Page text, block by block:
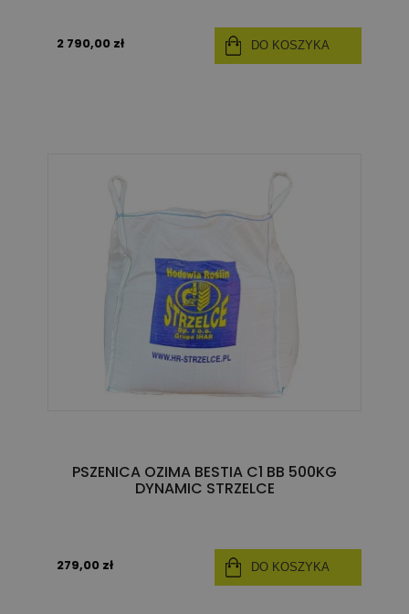
2 790,00 zł DO KOSZYKA
PSZENICA OZIMA BESTIA C1 BB 500KG
DYNAMIC STRZELCE
279,00 zł DO KOSZYKA